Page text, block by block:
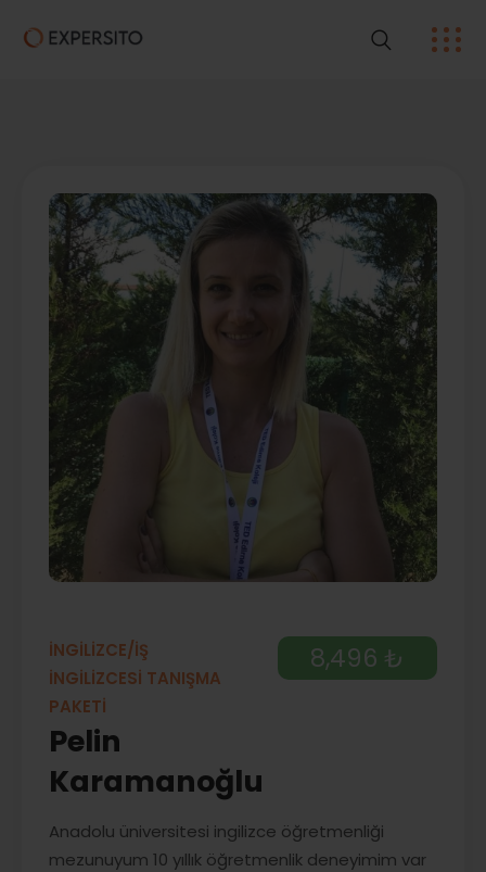
İNGİLİZCE/İŞ
İNGİLİZCESİ TANIŞMA
PAKETİ
Pelin
Karamanoğlu
8,496 ₺
Anadolu üniversitesi ingilizce öğretmenliği
mezunuyum 10 yıllık öğretmenlik deneyimim var